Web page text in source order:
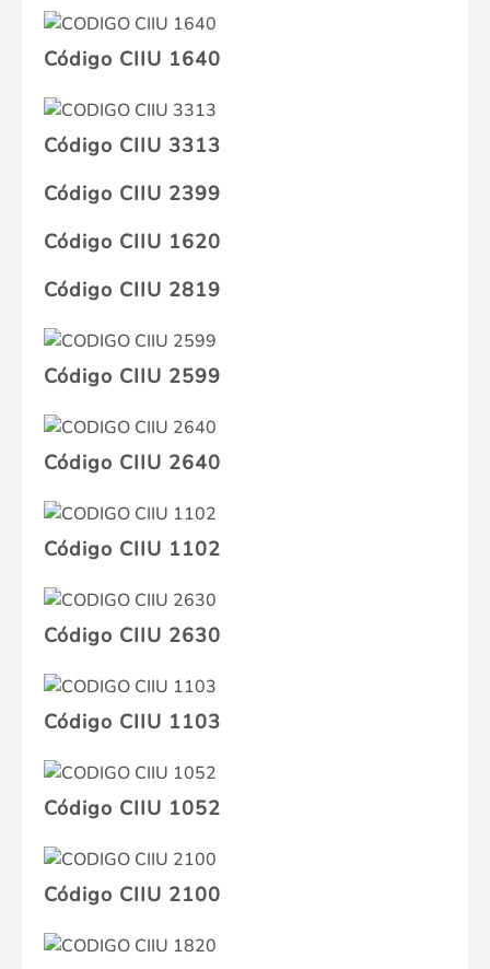
Código CIIU 1640
Código CIIU 3313
Código CIIU 2399
Código CIIU 1620
Código CIIU 2819
Código CIIU 2599
Código CIIU 2640
Código CIIU 1102
Código CIIU 2630
Código CIIU 1103
Código CIIU 1052
Código CIIU 2100